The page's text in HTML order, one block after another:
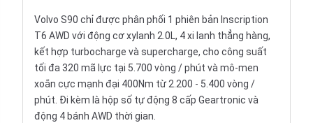
Volvo S90 chỉ được phân phối 1 phiên bản Inscription
T6 AWD với động cơ xylanh 2.0L, 4 xi lanh thẳng hàng,
kết hợp turbocharge và supercharge, cho công suất
tối đa 320 mã lực tại 5.700 vòng / phút và mô-men
xoắn cực mạnh đại 400Nm từ 2.200 - 5.400 vòng /
phút. Đi kèm là hộp số tự động 8 cấp Geartronic và
động 4 bánh AWD thời gian.